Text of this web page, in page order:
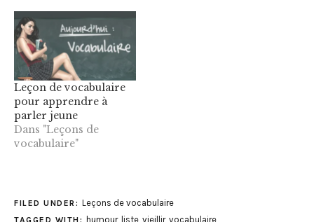
Leçon de vocabulaire
pour apprendre à
parler jeune
Dans "Leçons de
vocabulaire"
FILED UNDER: Leçons de vocabulaire
humour, liste, vieillir, vocabulaire